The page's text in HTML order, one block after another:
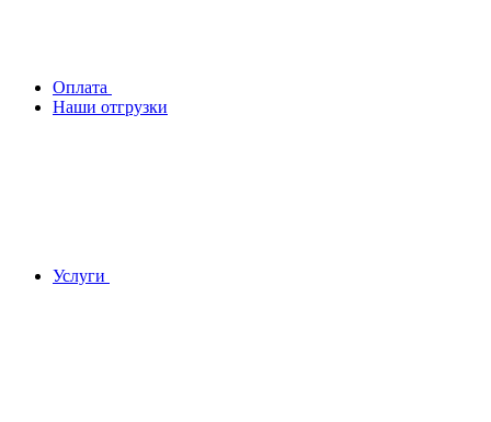
Оплата
Наши отгрузки
Услуги